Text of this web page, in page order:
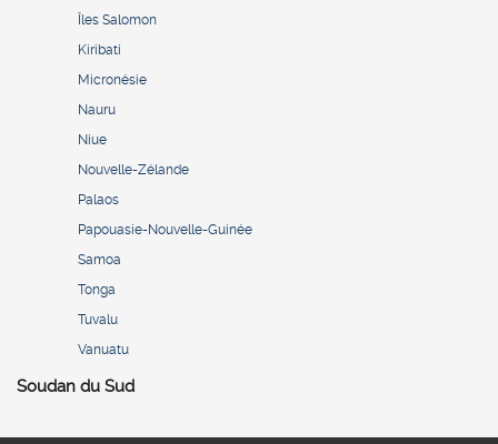
Îles Salomon
Kiribati
Micronésie
Nauru
Niue
Nouvelle-Zélande
Palaos
Papouasie-Nouvelle-Guinée
Samoa
Tonga
Tuvalu
Vanuatu
Soudan du Sud